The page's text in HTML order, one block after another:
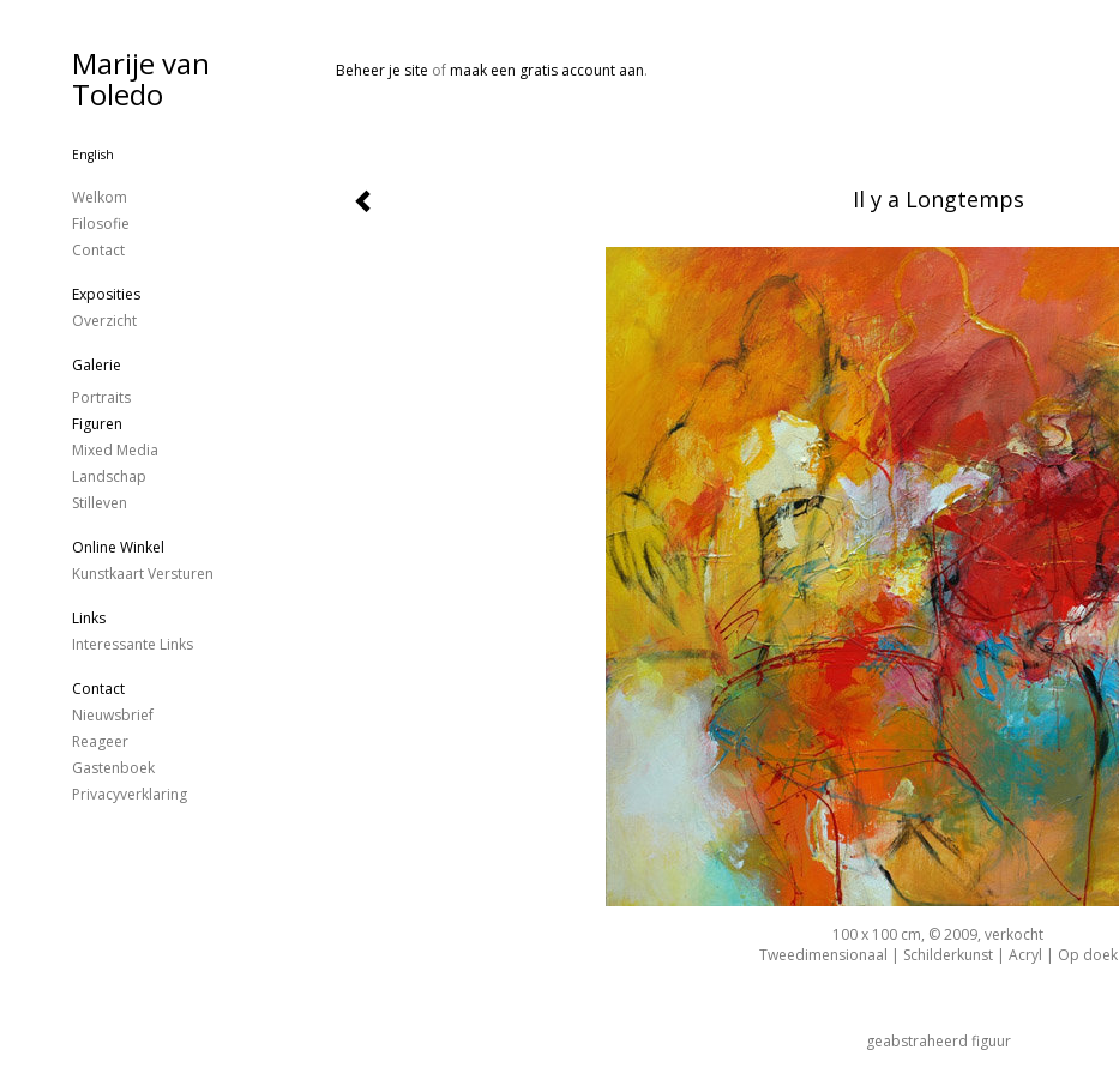
Beheer je site ofmaak een gratis account aan.
Il y a Longtemps
100 x 100 cm, © 2009, verkocht
Tweedimensionaal | Schilderkunst | Acryl | Op doek
geabstraheerd figuur
Marije van
Toledo
English
Welkom
Filosofie
Contact
Exposities
Overzicht
Galerie
Portraits
Figuren
Mixed Media
Landschap
Stilleven
Online Winkel
Kunstkaart Versturen
Links
Interessante Links
Contact
Nieuwsbrief
Reageer
Gastenboek
Privacyverklaring